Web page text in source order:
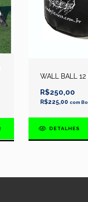
WALL BALL 12
R$250,00
R$225,00 com
DETALHES